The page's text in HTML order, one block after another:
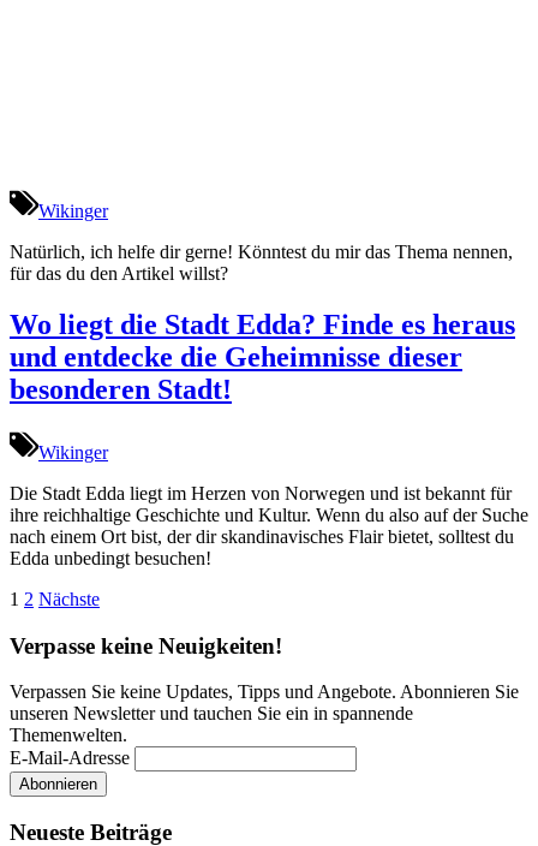
Wikinger
Natürlich, ich helfe dir gerne! Könntest du mir das Thema nennen,
für das du den Artikel willst?
Wo liegt die Stadt Edda? Finde es heraus
und entdecke die Geheimnisse dieser
besonderen Stadt!
Wikinger
Die Stadt Edda liegt im Herzen von Norwegen und ist bekannt für
ihre reichhaltige Geschichte und Kultur. Wenn du also auf der Suche
nach einem Ort bist, der dir skandinavisches Flair bietet, solltest du
Edda unbedingt besuchen!
Seitennummerierung
der
Beiträge
1 2 Nächste
Verpasse keine Neuigkeiten!
Verpassen Sie keine Updates, Tipps und Angebote. Abonnieren Sie
unseren Newsletter und tauchen Sie ein in spannende
Themenwelten.
E-Mail-Adresse
Neueste Beiträge